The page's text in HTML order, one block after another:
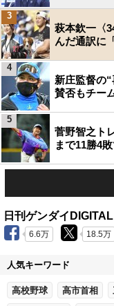
萩本欽一〈
んだ通訳に
3
新庄監督の
賛否もチー
4
菅野智之ト
まで11勝4
5
日刊ゲンダイ
6.6万 18.5万
人気キーワード
高校野球 高市首相